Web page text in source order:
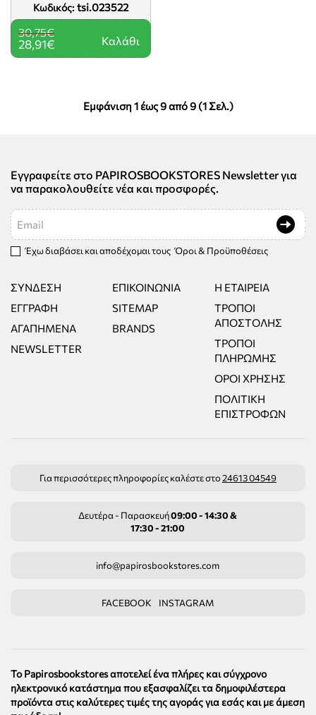
Κωδικός: tsi.023522
28,91€
30,75€
Καλάθι
Εμφάνιση 1 έως 9 από 9 (1 Σελ.)
Εγγραφείτε στο PAPIROSBOOKSTORES Newsletter για
να παρακολουθείτε νέα και προσφορές.
Email
Έχω διαβάσει και αποδέχομαι τους Όροι & Προϋποθέσεις
ΣΎΝΔΕΣΗ
ΕΓΓΡΑΦΉ
ΑΓΑΠΗΜΈΝΑ
NEWSLETTER
ΕΠΙΚΟΙΝΩΝΊΑ
SITEMAP
BRANDS
Η ΕΤΑΙΡΕΊΑ
ΤΡΌΠΟΙ
ΑΠΟΣΤΟΛΉΣ
ΤΡΌΠΟΙ
ΠΛΗΡΩΜΉΣ
ΌΡΟΙ ΧΡΉΣΗΣ
ΠΟΛΙΤΙΚΉ
ΕΠΙΣΤΡΟΦΏΝ
Για περισσότερες πληροφορίες καλέστε στο24613 04549
Δευτέρα - Παρασκευή09:00 - 14:30 &
17:30 - 21:00
info@papirosbookstores.com
FACEBOOK INSTAGRAM
Το Papirosbookstores αποτελεί ένα πλήρες και σύγχρονο
ηλεκτρονικό κατάστημα που εξασφαλίζει τα δημοφιλέστερα
προϊόντα στις καλύτερες τιμές της αγοράς για εσάς και με άμεση